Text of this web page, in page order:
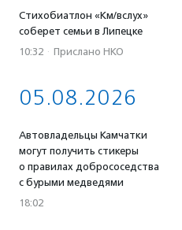
Стихобиатлон «Км/вслух»
соберет семьи в Липецке
10:32 · Прислано НКО
05.08.2026
Автовладельцы Камчатки
могут получить стикеры
о правилах добрососедства
с бурыми медведями
18:02